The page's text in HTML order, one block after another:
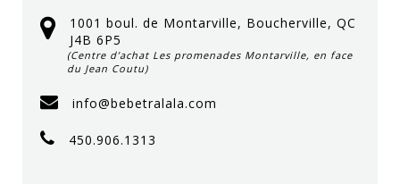
1001 boul. de Montarville, Boucherville, QC
J4B 6P5
(Centre d’achat Les promenades Montarville, en face
du Jean Coutu)
info@bebetralala.com
450.906.1313